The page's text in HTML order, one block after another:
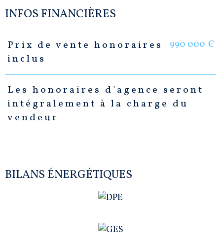
INFOS FINANCIÈRES
Caractéristiques Valeurs
Prix de vente honoraires
inclus
990 000 €
Les honoraires d'agence seront
intégralement à la charge du
vendeur
BILANS ÉNERGÉTIQUES